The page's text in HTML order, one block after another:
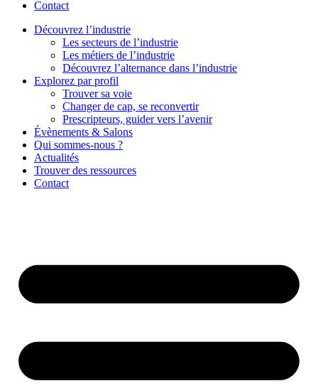
Contact
Découvrez l’industrie
Les secteurs de l’industrie
Les métiers de l’industrie
Découvrez l’alternance dans l’industrie
Explorez par profil
Trouver sa voie
Changer de cap, se reconvertir
Prescripteurs, guider vers l’avenir
Évènements & Salons
Qui sommes-nous ?
Actualités
Trouver des ressources
Contact